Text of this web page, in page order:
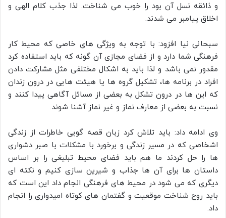
و ذائقه نسل آن بود را خوب می شناخت. لذا جذب کلام الهی و
اخلاق پیامبر می شدند.
سبحانی نیا افزود: با توجه به ویژگی های خاصی که محیط کار
فرهنگی شما دارد و از فضای مجازی آن گونه که باید استفاده کرد
مقدور نمی باشد و لذا باید به اشکال مختلفی مثل مشارکت دادن
افراد در برنامه ها، تشکیل گروه ها یا هیئت هایی در درون زندان
که این ها در درون تشکل به بعضی از مسائل آگاهی پیدا کنند و
نسبت به بعضی از معارف نماز و غیر نماز آشنا شوند.
وی ادامه داد: باید تلاش کرد زبان قصه گویی خاطرات از زندگی
اشخاصی که در مسیر زندگی و برخورد با مشکلات با صبر دشواری
ها را حل کردند ما هم باید فضای محیط تبلیغی را بر اساس
داستان ها برای آن ها جذاب و شیرین سازی کنیم و نکته ای
دیگری که می شود در محیط های فرهنگی انجام داد این است که
باید روح شناخت موقعیت و گفتمان های کوتاه امیدواری را انجام
داد.